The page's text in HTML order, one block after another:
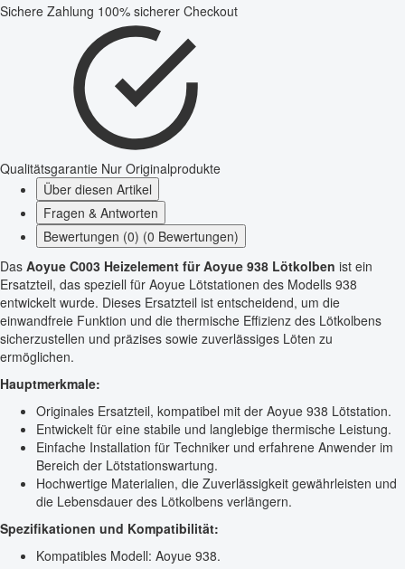
Sichere Zahlung 100% sicherer Checkout
Qualitätsgarantie Nur Originalprodukte
Über diesen Artikel
Fragen & Antworten
Bewertungen (0) (0 Bewertungen)
Das Aoyue C003 Heizelement für Aoyue 938 Lötkolben ist ein
Ersatzteil, das speziell für Aoyue Lötstationen des Modells 938
entwickelt wurde. Dieses Ersatzteil ist entscheidend, um die
einwandfreie Funktion und die thermische Effizienz des Lötkolbens
sicherzustellen und präzises sowie zuverlässiges Löten zu
ermöglichen.
Hauptmerkmale:
Originales Ersatzteil, kompatibel mit der Aoyue 938 Lötstation.
Entwickelt für eine stabile und langlebige thermische Leistung.
Einfache Installation für Techniker und erfahrene Anwender im
Bereich der Lötstationswartung.
Hochwertige Materialien, die Zuverlässigkeit gewährleisten und
die Lebensdauer des Lötkolbens verlängern.
Spezifikationen und Kompatibilität:
Kompatibles Modell: Aoyue 938.